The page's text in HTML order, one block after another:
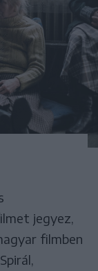
jegyez,
filmben